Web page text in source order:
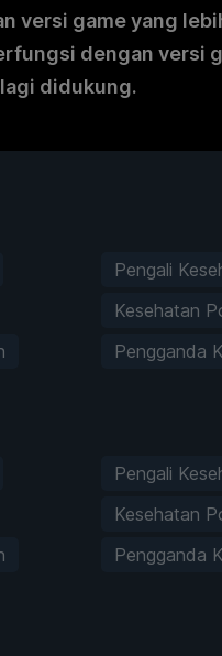
versi game yang
dengan versi
didukung.
Pengali
Kesehatan
Pengganda
Pengali
Kesehatan
Pengganda